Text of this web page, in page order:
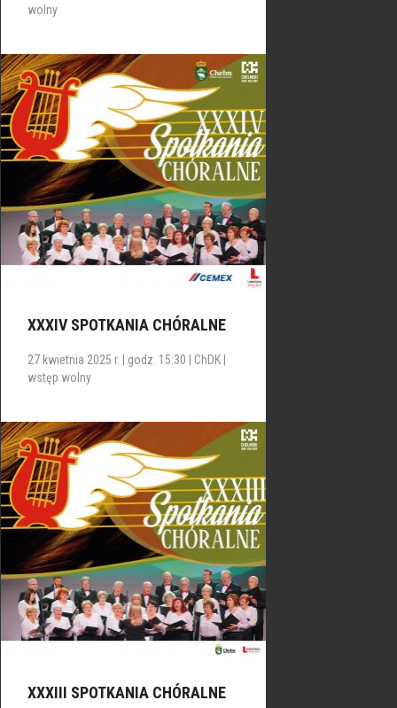
wolny
XXXIV SPOTKANIA CHÓRALNE
27 kwietnia 2025 r. | godz. 15:30 | ChDK |
wstęp wolny
XXXIII SPOTKANIA CHÓRALNE